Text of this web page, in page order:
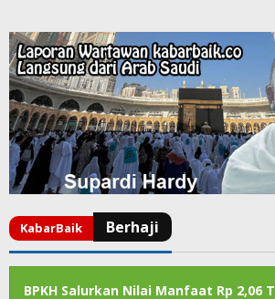
BPKH Salurkan Nilai Manfaat Rp 2,06 T